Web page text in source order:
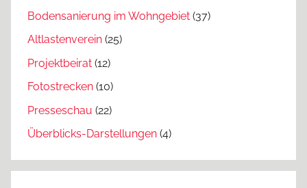
Bodensanierung im Wohngebiet (37)
Altlastenverein (25)
Projektbeirat (12)
Fotostrecken (10)
Presseschau (22)
Überblicks-Darstellungen (4)